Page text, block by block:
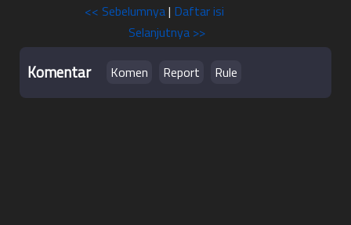
<< Sebelumnya| Daftar isi
Selanjutnya >>
Komentar Komen Rule